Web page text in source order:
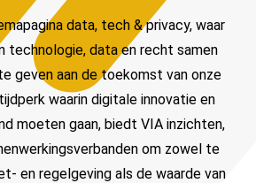
data, tech & privacy, waar
technologie, data en recht samen
geven aan de toekomst van onze
waarin digitale innovatie en
moeten gaan, biedt VIA inzichten,
om zowel te
en regelgeving als de waarde van